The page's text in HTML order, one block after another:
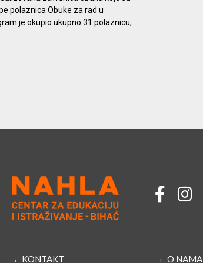
polaznica Obuke za rad u
je okupio ukupno 31 polaznicu,
→ KONTAKT → O NAMA